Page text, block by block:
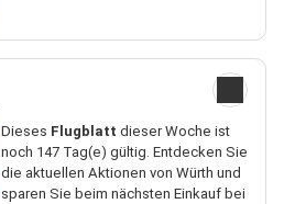
Dieses Flugblatt dieser Woche ist
noch 147 Tag(e) gültig. Entdecken Sie
die aktuellen Aktionen von Würth und
sparen Sie beim nächsten Einkauf bei